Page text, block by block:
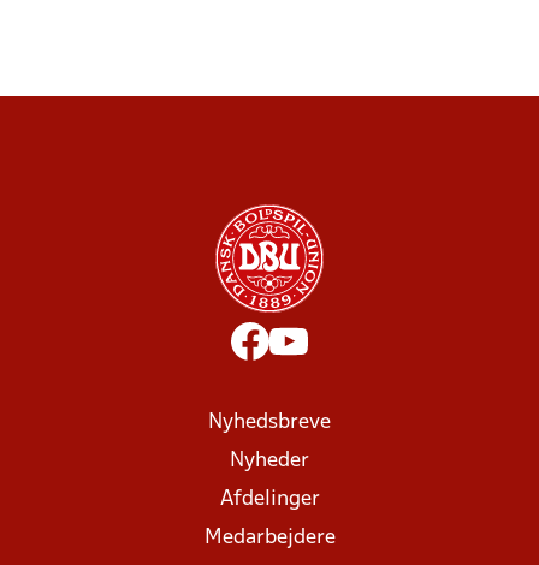
Nyhedsbreve
Nyheder
Afdelinger
Medarbejdere